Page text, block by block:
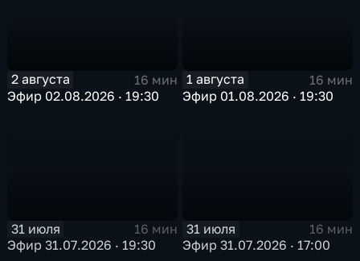
2 августа
16 мин
Эфир 02.08.2026 · 19:30
1 августа
16 мин
Эфир 01.08.2026 · 19:30
31 июля
16 мин
Эфир 31.07.2026 · 19:30
31 июля
16 мин
Эфир 31.07.2026 · 17:00